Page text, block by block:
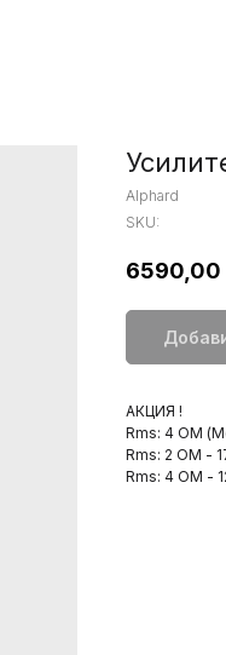
Alphard
SKU:
6590,00
АКЦИЯ !
Rms: 4 ОМ
Rms: 2 ОМ -
Rms: 4 ОМ -